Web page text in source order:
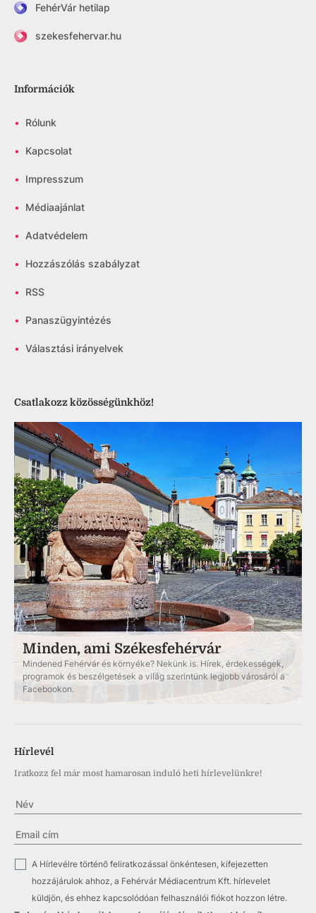
FehérVár hetilap
szekesfehervar.hu
Információk
• Rólunk
• Kapcsolat
• Impresszum
• Médiaajánlat
• Adatvédelem
• Hozzászólás szabályzat
• RSS
• Panaszügyintézés
• Választási irányelvek
Csatlakozz közösségünkhöz!
Minden, ami Székesfehérvár
Mindened Fehérvár és környéke? Nekünk is. Hírek, érdekességek,
programok és beszélgetések a világ szerintünk legjobb városáról a
Facebookon.
Hírlevél
Iratkozz fel már most hamarosan induló heti hírlevelünkre!
✓
A Hírlevélre történő feliratkozással önkéntesen, kifejezetten
hozzájárulok ahhoz, a Fehérvár Médiacentrum Kft. hírlevelet
küldjön, és ehhez kapcsolódóan felhasználói fiókot hozzon létre.